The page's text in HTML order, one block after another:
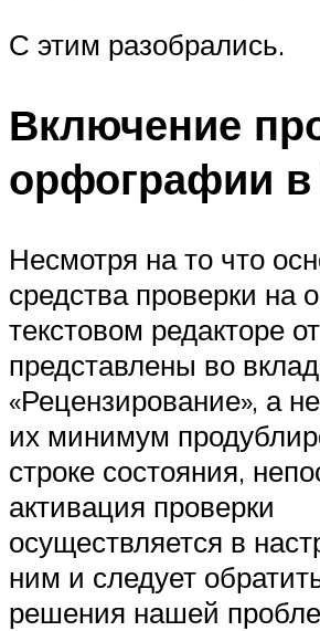
С этим разобрались.
Включение
орфографии
Несмотря на то что
средства проверки на
текстовом редакторе
представлены во
«Рецензирование», а
их минимум
строке состояния,
активация проверки
осуществляется в
ним и следует
решения нашей